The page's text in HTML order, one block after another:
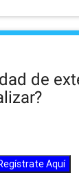
de
Aquí